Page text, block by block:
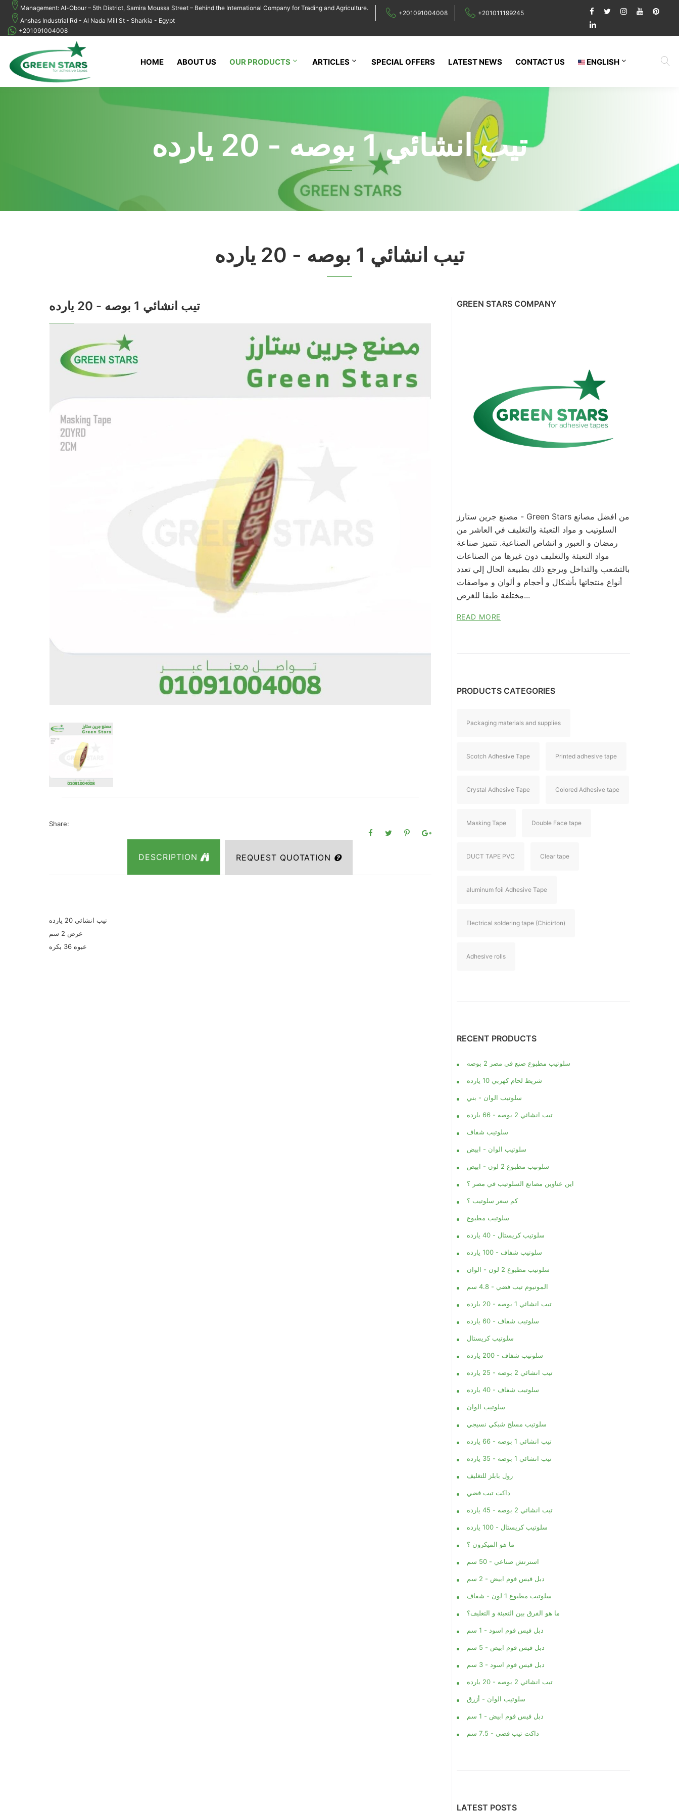
Management: Al-Obour – 5th District, Samira Moussa Street – Behind the International Company for Trading and Agriculture.
Anshas Industrial Rd - Al Nada Mill St - Sharkia - Egypt
+201091004008 +201011199245
+201091004008
HOME ABOUT US OUR PRODUCTS ARTICLES SPECIAL OFFERS LATEST NEWS CONTACT US ENGLISH
تيب انشائي 1 بوصه - 20 يارده
تيب انشائي 1 بوصه - 20 يارده
تيب انشائي 1 بوصه - 20 يارده
Share:
DESCRIPTION REQUEST QUOTATION
GREEN STARS COMPANY
مصنع جرين ستارز - Green Stars من افضل مصانع
السلوتيب و مواد التعبئة والتغليف في العاشر من
رمضان و العبور و انشاص الصناعية. تتميز صناعة
مواد التعبئة والتغليف دون غيرها من الصناعات
بالتشعب والتداخل ويرجع ذلك بطبيعة الحال إلي تعدد
أنواع منتجاتها بأشكال و أحجام و ألوان و مواصفات
مختلفة طبقا للغرض...
READ MORE
PRODUCTS CATEGORIES
Packaging materials and supplies
Scotch Adhesive Tape Printed adhesive tape
Crystal Adhesive Tape Colored Adhesive tape
Masking Tape Double Face tape
DUCT TAPE PVC Clear tape
aluminum foil Adhesive Tape
Electrical soldering tape (Chicirton)
Adhesive rolls
RECENT PRODUCTS
سلوتيب مطبوع صنع في مصر 2 بوصه
شريط لحام كهربي 10 يارده
سلوتيب الوان - بني
تيب انشائي 2 بوصه - 66 يارده
سلوتيب شفاف
سلوتيب الوان - ابيض
سلوتيب مطبوع 2 لون - ابيض
اين عناوين مصانع السلوتيب في مصر ؟
كم سعر سلوتيب ؟
سلوتيب مطبوع
سلوتيب كريستال - 40 يارده
سلوتيب شفاف - 100 يارده
سلوتيب مطبوع 2 لون - الوان
المونيوم تيب فضي - 4.8 سم
تيب انشائي 1 بوصه - 20 يارده
سلوتيب شفاف - 60 يارده
سلوتيب كريستال
سلوتيب شفاف - 200 يارده
تيب انشائي 2 بوصه - 25 يارده
سلوتيب شفاف - 40 يارده
سلوتيب الوان
سلوتيب مسلح شبكي نسيجي
تيب انشائي 1 بوصه - 66 يارده
تيب انشائي 1 بوصه - 35 يارده
رول بابلز للتغليف
داكت تيب فضي
تيب انشائي 2 بوصه - 45 يارده
سلوتيب كريستال - 100 يارده
ما هو الميكرون ؟
استرتش صناعي - 50 سم
دبل فيس فوم ابيض - 2 سم
سلوتيب مطبوع 1 لون - شفاف
ما هو الفرق بين التعبئة و التغليف؟
دبل فيس فوم اسود - 1 سم
دبل فيس فوم ابيض - 5 سم
دبل فيس فوم اسود - 3 سم
تيب انشائي 2 بوصه - 20 يارده
سلوتيب الوان - أزرق
دبل فيس فوم ابيض - 1 سم
داكت تيب فضي - 7.5 سم
LATEST POSTS